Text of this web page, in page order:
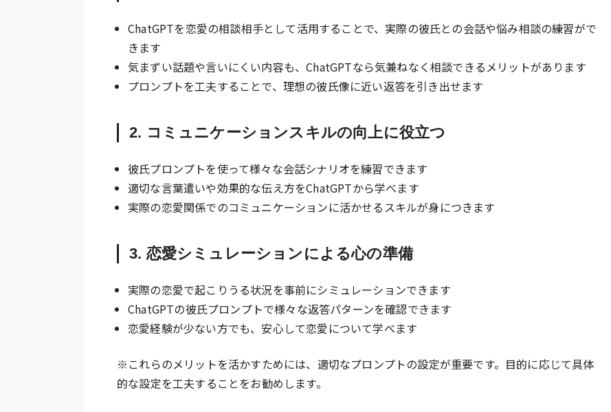
ChatGPTを恋愛の相談相手として活用することで、実際の彼氏との会話や悩み相談の練習がで
きます
気まずい話題や言いにくい内容も、ChatGPTなら気兼ねなく相談できるメリットがあります
プロンプトを工夫することで、理想の彼氏像に近い返答を引き出せます
2. コミュニケーションスキルの向上に役立つ
彼氏プロンプトを使って様々な会話シナリオを練習できます
適切な言葉遣いや効果的な伝え方をChatGPTから学べます
実際の恋愛関係でのコミュニケーションに活かせるスキルが身につきます
3. 恋愛シミュレーションによる心の準備
実際の恋愛で起こりうる状況を事前にシミュレーションできます
ChatGPTの彼氏プロンプトで様々な返答パターンを確認できます
恋愛経験が少ない方でも、安心して恋愛について学べます
※これらのメリットを活かすためには、適切なプロンプトの設定が重要です。目的に応じて具体
的な設定を工夫することをお勧めします。